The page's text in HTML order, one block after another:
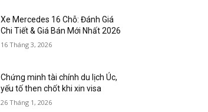
Xe Mercedes 16 Chỗ: Đánh Giá
Chi Tiết & Giá Bán Mới Nhất 2026
16 Tháng 3, 2026
Chứng minh tài chính du lịch Úc,
yếu tố then chốt khi xin visa
26 Tháng 1, 2026